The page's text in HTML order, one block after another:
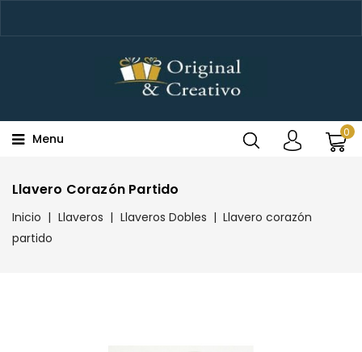
0
Menu
Llavero Corazón Partido
Inicio Llaveros Llaveros Dobles
Llavero corazón
partido